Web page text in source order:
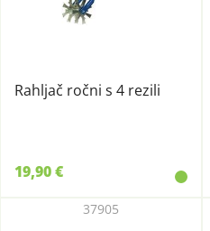
Rahljač ročni s 4 rezili
19,90 €
37905